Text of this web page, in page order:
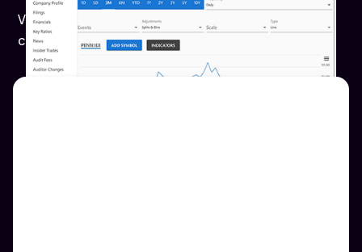
Vérifier la santé financière et le potentiel de
croissance des investissements potentiels.